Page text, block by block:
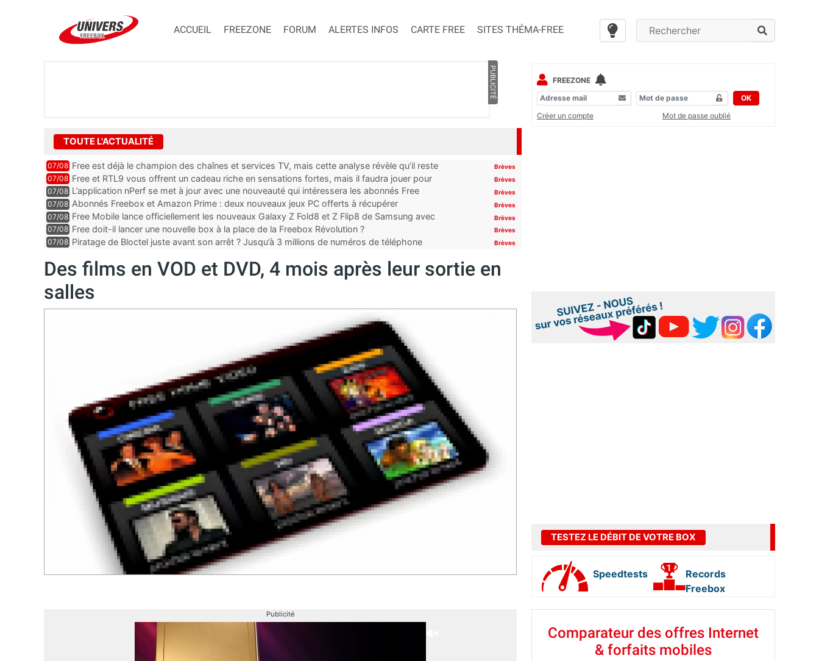
ACCUEIL FREEZONE FORUM ALERTES INFOS CARTE FREE SITES THÉMA-FREE
PUBLICITÉ
TOUTE L'ACTUALITÉ
07/08 Free est déjà le champion des chaînes et services TV, mais cette analyse révèle qu’il reste
encore au moin...
Brèves
07/08 Free et RTL9 vous offrent un cadeau riche en sensations fortes, mais il faudra jouer pour
l’obtenir
Brèves
07/08 L’application nPerf se met à jour avec une nouveauté qui intéressera les abonnés Free
Mobile, Orange, SFR ...
Brèves
07/08 Abonnés Freebox et Amazon Prime : deux nouveaux jeux PC offerts à récupérer Brèves
07/08 Free Mobile lance officiellement les nouveaux Galaxy Z Fold8 et Z Flip8 de Samsung avec
des promos et des cadeaux
Brèves
07/08 Free doit-il lancer une nouvelle box à la place de la Freebox Révolution ? Brèves
07/08 Piratage de Bloctel juste avant son arrêt ? Jusqu’à 3 millions de numéros de téléphone
Brèves
Des films en VOD et DVD, 4 mois après leur sortie en
salles
Publicité
FREEZONE
OK
Créer un compte
Mot de passe oublié
TESTEZ LE DÉBIT DE VOTRE BOX
Speedtests
Records
Freebox
Comparateur des offres Internet
& forfaits mobiles